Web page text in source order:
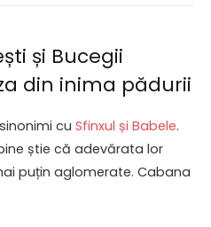
și Bucegii
din inima pădurii
cu Sfinxul și Babele.
știe că adevărata lor
puțin aglomerate. Cabana